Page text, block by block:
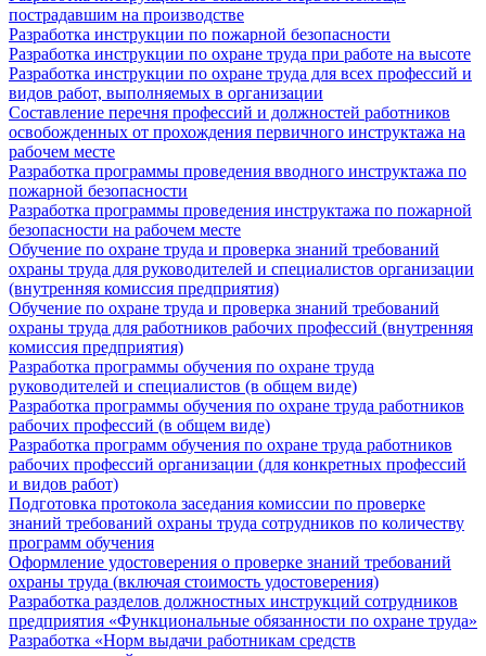
пострадавшим на производстве
Разработка инструкции по пожарной безопасности
Разработка инструкции по охране труда при работе на высоте
Разработка инструкции по охране труда для всех профессий и
видов работ, выполняемых в организации
Составление перечня профессий и должностей работников
освобожденных от прохождения первичного инструктажа на
рабочем месте
Разработка программы проведения вводного инструктажа по
пожарной безопасности
Разработка программы проведения инструктажа по пожарной
безопасности на рабочем месте
Обучение по охране труда и проверка знаний требований
охраны труда для руководителей и специалистов организации
(внутренняя комиссия предприятия)
Обучение по охране труда и проверка знаний требований
охраны труда для работников рабочих профессий (внутренняя
комиссия предприятия)
Разработка программы обучения по охране труда
руководителей и специалистов (в общем виде)
Разработка программы обучения по охране труда работников
рабочих профессий (в общем виде)
Разработка программ обучения по охране труда работников
рабочих профессий организации (для конкретных профессий
и видов работ)
Подготовка протокола заседания комиссии по проверке
знаний требований охраны труда сотрудников по количеству
программ обучения
Оформление удостоверения о проверке знаний требований
охраны труда (включая стоимость удостоверения)
Разработка разделов должностных инструкций сотрудников
предприятия «Функциональные обязанности по охране труда»
Разработка «Норм выдачи работникам средств